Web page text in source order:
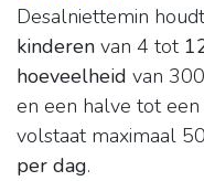
Desalniettemin
kinderen van 4 tot
hoeveelheid van
en een halve tot
volstaat maximaal
per dag.